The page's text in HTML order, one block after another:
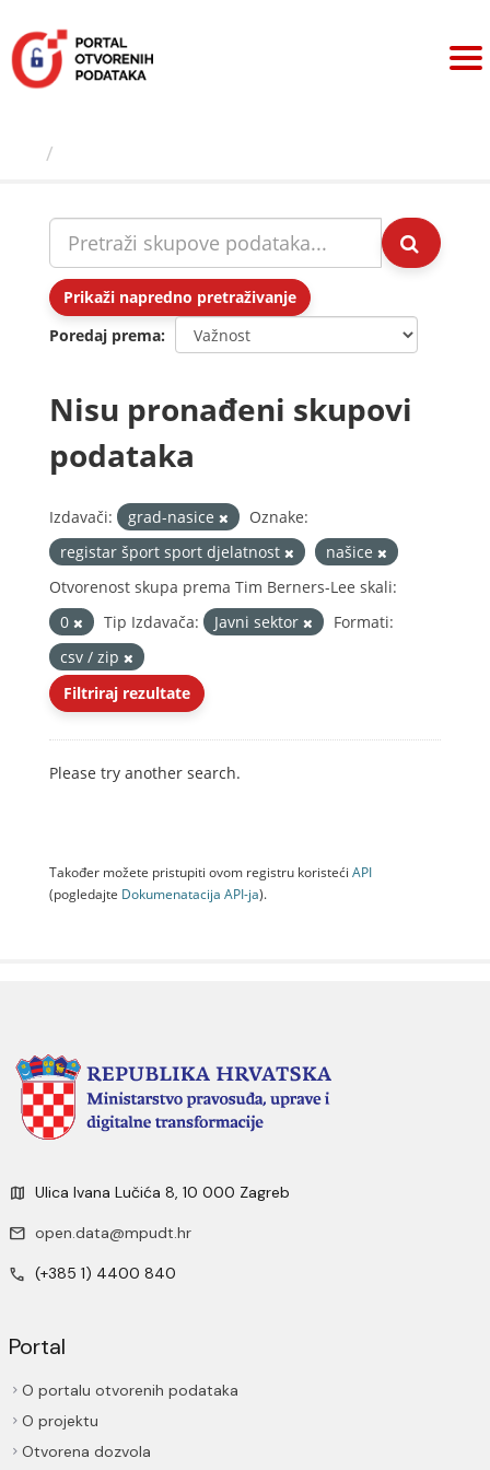
sadržaj
Prikaži napredno pretraživanje
Poredaj prema
Nisu pronađeni skupovi
podataka
Izdavači: grad-nasice
Oznake:
registar šport sport djelatnost
našice
Otvorenost skupa prema Tim Berners-Lee skali:
0
Tip Izdavača: Javni sektor
Formati:
csv / zip
Filtriraj rezultate
Please try another search.
Također možete pristupiti ovom registru koristeći API
(pogledajte Dokumenаtаcijа API-jа).